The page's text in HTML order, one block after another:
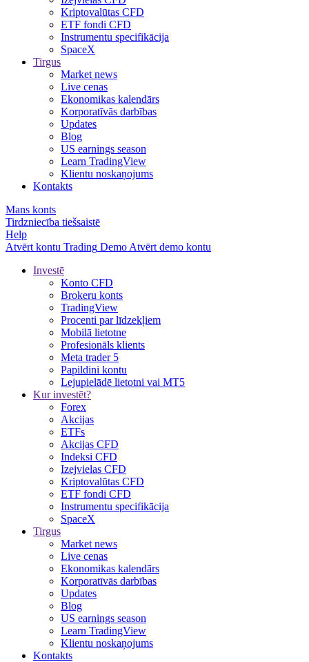
Kriptovalūtas CFD
ETF fondi CFD
Instrumentu specifikācija
SpaceX
Tirgus
Market news
Live cenas
Ekonomikas kalendārs
Korporatīvās darbības
Updates
Blog
US earnings season
Learn TradingView
Klientu noskaņojums
Kontakts
Mans konts
Tirdzniecība tiešsaistē
Help
Atvērt kontu Trading Demo Atvērt demo kontu
Investē
Konto CFD
Brokeru konts
TradingView
Procenti par līdzekļiem
Mobilā lietotne
Profesionāls klients
Meta trader 5
Papildini kontu
Lejupielādē lietotni vai MT5
Kur investēt?
Forex
Akcijas
ETFs
Akcijas CFD
Indeksi CFD
Izejvielas CFD
Kriptovalūtas CFD
ETF fondi CFD
Instrumentu specifikācija
SpaceX
Tirgus
Market news
Live cenas
Ekonomikas kalendārs
Korporatīvās darbības
Updates
Blog
US earnings season
Learn TradingView
Klientu noskaņojums
Kontakts